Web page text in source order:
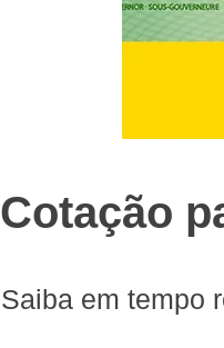
Cotação
Saiba em tempo